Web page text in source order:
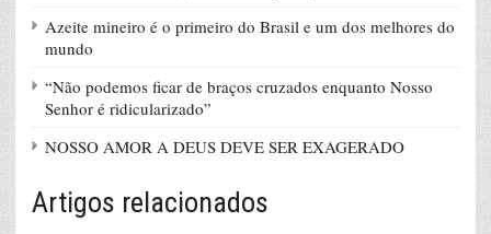
Azeite mineiro é o primeiro do Brasil e um dos melhores do
mundo
“Não podemos ficar de braços cruzados enquanto Nosso
Senhor é ridicularizado”
NOSSO AMOR A DEUS DEVE SER EXAGERADO
Artigos relacionados